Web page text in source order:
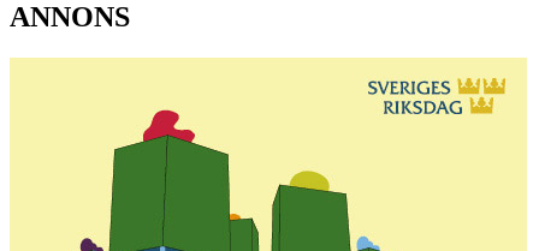
ANNONS